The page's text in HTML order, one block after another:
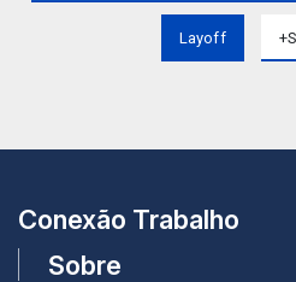
Layoff
Conexão Trabalho
Sobre